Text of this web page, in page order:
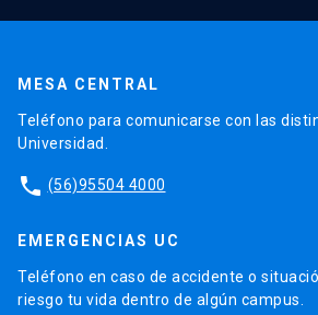
MESA CENTRAL
Teléfono para comunicarse con las
Universidad.
phone (56)95504 4000
EMERGENCIAS UC
Teléfono en caso de accidente o
riesgo tu vida dentro de algún campus.